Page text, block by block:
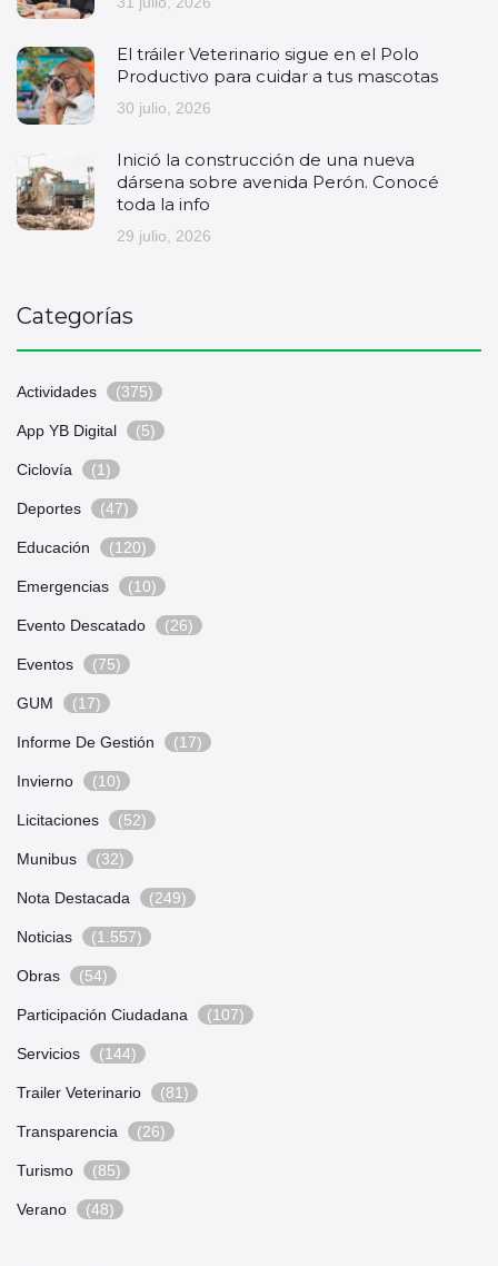
El tráiler Veterinario sigue en el Polo
Productivo para cuidar a tus mascotas
30 julio, 2026
Inició la construcción de una nueva
dársena sobre avenida Perón. Conocé
toda la info
29 julio, 2026
Categorías
Actividades (375)
App YB Digital (5)
Ciclovía (1)
Deportes (47)
Educación (120)
Emergencias (10)
Evento Descatado (26)
Eventos (75)
GUM (17)
Informe De Gestión (17)
Invierno (10)
Licitaciones (52)
Munibus (32)
Nota Destacada (249)
Noticias (1.557)
Obras (54)
Participación Ciudadana (107)
Servicios (144)
Trailer Veterinario (81)
Transparencia (26)
Turismo (85)
Verano (48)